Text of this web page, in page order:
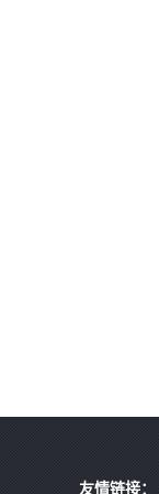
友情链接：